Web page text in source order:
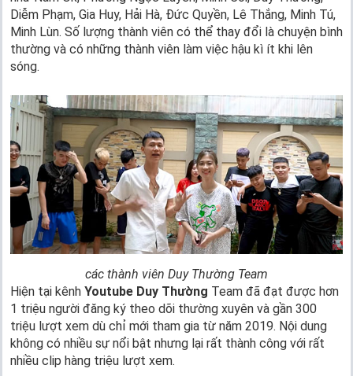
Diễm Phạm, Gia Huy, Hải Hà, Đức Quyền, Lê Thắng, Minh Tú,
Minh Lùn. Số lượng thành viên có thể thay đổi là chuyện bình
thường và có những thành viên làm việc hậu kì ít khi lên
sóng.
các thành viên Duy Thường Team
Hiện tại kênh Youtube Duy Thường Team đã đạt được hơn
1 triệu người đăng ký theo dõi thường xuyên và gần 300
triệu lượt xem dù chỉ mới tham gia từ năm 2019. Nội dung
không có nhiều sự nổi bật nhưng lại rất thành công với rất
nhiều clip hàng triệu lượt xem.